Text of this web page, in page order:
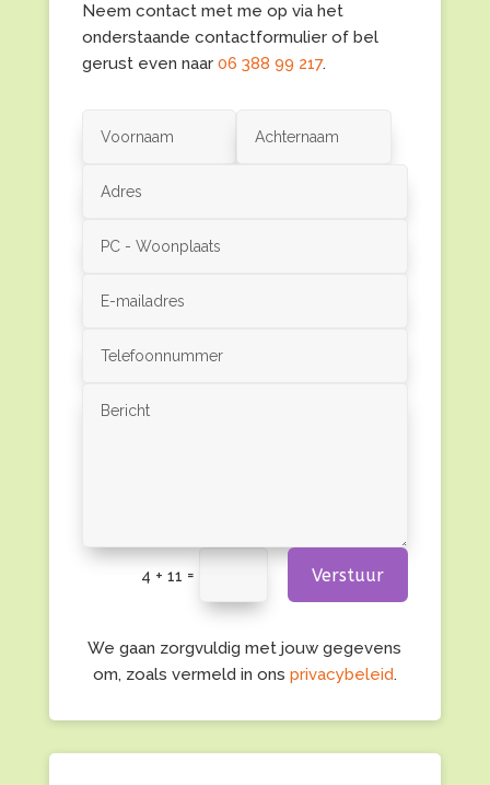
Neem contact met me op via het
onderstaande contactformulier of bel
gerust even naar 06 388 99 217.
4 + 11 = Verstuur
We gaan zorgvuldig met jouw gegevens
om, zoals vermeld in ons privacybeleid.